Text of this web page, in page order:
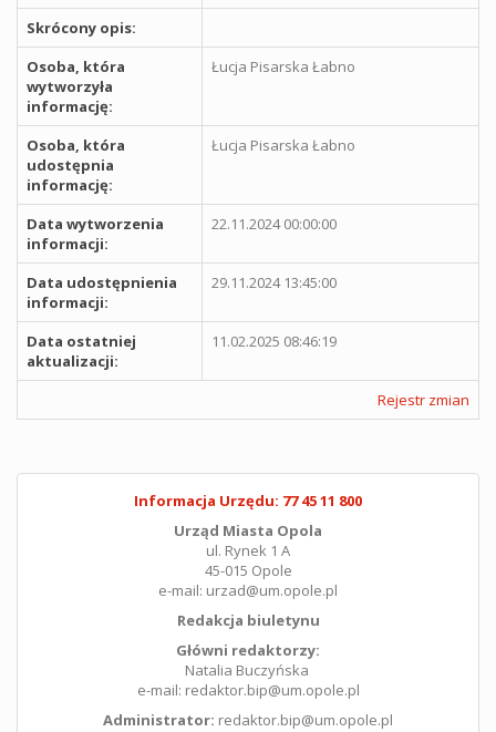
Skrócony opis:
Osoba, która
wytworzyła
informację:
Łucja Pisarska Łabno
Osoba, która
udostępnia
informację:
Łucja Pisarska Łabno
Data wytworzenia
informacji:
22.11.2024 00:00:00
Data udostępnienia
informacji:
29.11.2024 13:45:00
Data ostatniej
aktualizacji:
11.02.2025 08:46:19
Rejestr zmian
Informacja Urzędu: 77 45 11 800
Urząd Miasta Opola
ul. Rynek 1 A
45-015 Opole
e-mail: urzad@um.opole.pl
Redakcja biuletynu
Główni redaktorzy:
Natalia Buczyńska
e-mail: redaktor.bip@um.opole.pl
Administrator: redaktor.bip@um.opole.pl